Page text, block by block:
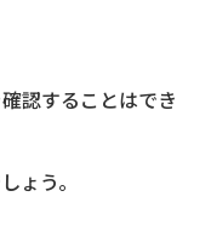
認することはでき
ょう。